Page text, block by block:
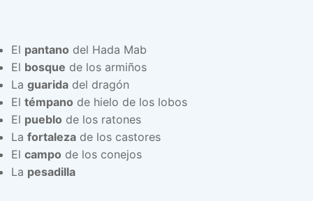
El pantano del Hada Mab
El bosque de los armiños
La guarida del dragón
El témpano de hielo de los lobos
El pueblo de los ratones
La fortaleza de los castores
El campo de los conejos
La pesadilla